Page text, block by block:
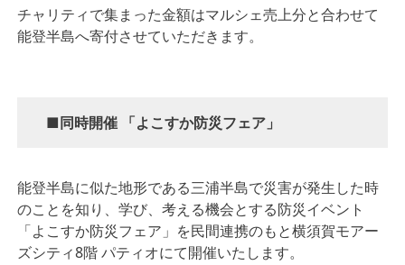
チャリティで集まった金額はマルシェ売上分と合わせて
能登半島へ寄付させていただきます。
■同時開催 「よこすか防災フェア」
能登半島に似た地形である三浦半島で災害が発生した時
のことを知り、学び、考える機会とする防災イベント
「よこすか防災フェア」を民間連携のもと横須賀モアー
ズシティ8階 パティオにて開催いたします。